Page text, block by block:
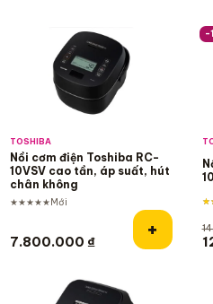
TOSHIBA
Nồi cơm điện Toshiba RC-
10VSV cao tần, áp suất, hút
chân không
★★★★★Mới
7.800.000 ₫ +
Thêm
-